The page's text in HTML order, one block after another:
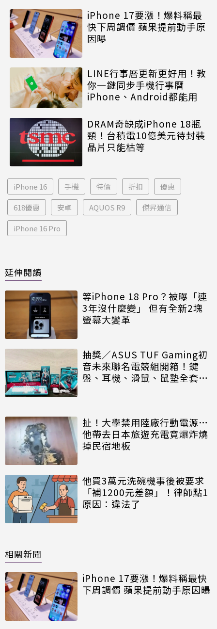
iPhone 17要漲！爆料稱最
快下周調價 蘋果提前動手原
因曝
LINE行事曆更新更好用！教
你一鍵同步手機行事曆
iPhone、Android都能用
DRAM奇缺成iPhone 18瓶
頸！台積電10億美元待封裝
晶片只能枯等
iPhone 16 手機 特價 折扣 優惠
618優惠 安卓 AQUOS R9 傑昇通信
iPhone 16 Pro
延伸閱讀
等iPhone 18 Pro？被曝「連
3年沒什麼變」 但有全新2塊
螢幕大變革
抽獎／ASUS TUF Gaming初
音未來聯名電競組開箱！鍵
盤、耳機、滑鼠、鼠墊全套香
扯！大學禁用陸廠行動電源…
他帶去日本旅遊充電竟爆炸燒
掉民宿地板
他買3萬元洗碗機事後被要求
「補1200元差額」！律師點1
原因：違法了
相關新聞
iPhone 17要漲！爆料稱最快
下周調價 蘋果提前動手原因曝